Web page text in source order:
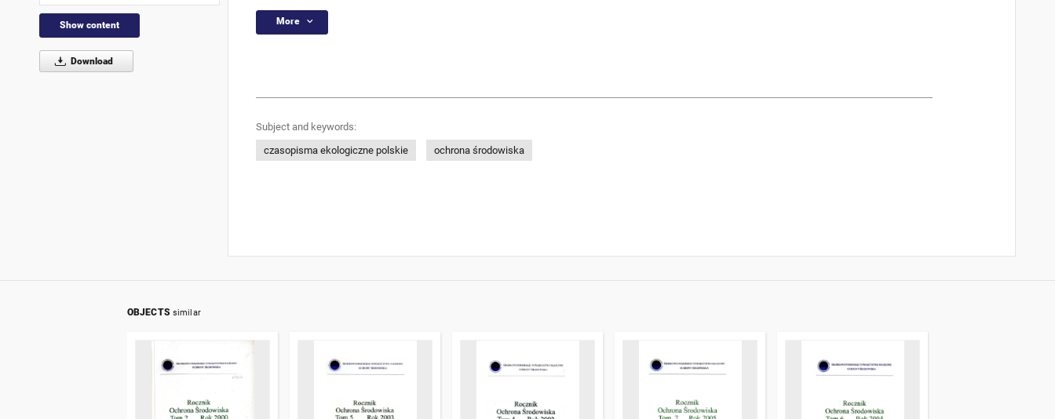
Show content
Download
More
Subject and keywords:
czasopisma ekologiczne polskie
ochrona środowiska
OBJECTS similar